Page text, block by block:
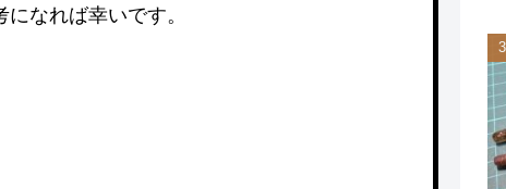
なれば幸いです。